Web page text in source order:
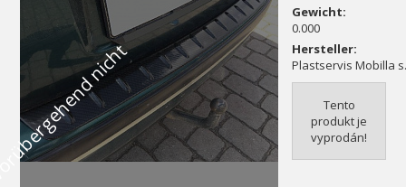
Gewicht:
0.000
Hersteller:
Plastservis Mobilla
Tento
produkt je
vyprodán!